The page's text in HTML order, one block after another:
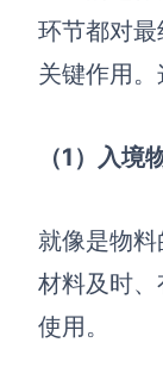
AI生成用户
AI生成组织
数据分析与
环节都对最
关键作用。
（1）入境
就像是物料
材料及时
使用。